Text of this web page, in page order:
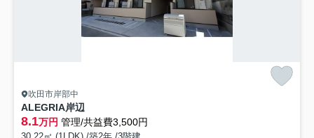
吹田市岸部中
ALEGRIA岸辺
8.1万円 管理/共益費3,500円